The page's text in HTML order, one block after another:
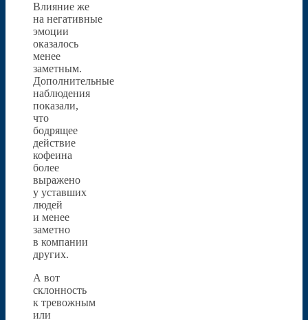
Влияние же
на негативные
эмоции
оказалось
менее
заметным.
Дополнительные
наблюдения
показали,
что
бодрящее
действие
кофеина
более
выражено
у уставших
людей
и менее
заметно
в компании
других.
А вот
склонность
к тревожным
или